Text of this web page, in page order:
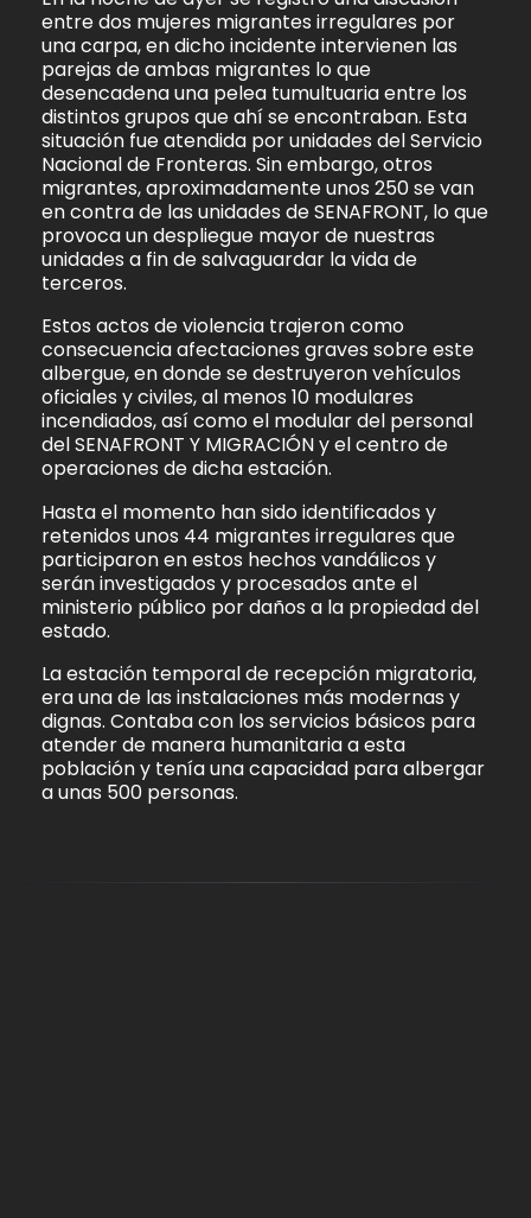
entre dos mujeres migrantes irregulares por
una carpa, en dicho incidente intervienen las
parejas de ambas migrantes lo que
desencadena una pelea tumultuaria entre los
distintos grupos que ahí se encontraban. Esta
situación fue atendida por unidades del Servicio
Nacional de Fronteras. Sin embargo, otros
migrantes, aproximadamente unos 250 se van
en contra de las unidades de SENAFRONT, lo que
provoca un despliegue mayor de nuestras
unidades a fin de salvaguardar la vida de
terceros.
Estos actos de violencia trajeron como
consecuencia afectaciones graves sobre este
albergue, en donde se destruyeron vehículos
oficiales y civiles, al menos 10 modulares
incendiados, así como el modular del personal
del SENAFRONT Y MIGRACIÓN y el centro de
operaciones de dicha estación.
Hasta el momento han sido identificados y
retenidos unos 44 migrantes irregulares que
participaron en estos hechos vandálicos y
serán investigados y procesados ante el
ministerio público por daños a la propiedad del
estado.
La estación temporal de recepción migratoria,
era una de las instalaciones más modernas y
dignas. Contaba con los servicios básicos para
atender de manera humanitaria a esta
población y tenía una capacidad para albergar
a unas 500 personas.